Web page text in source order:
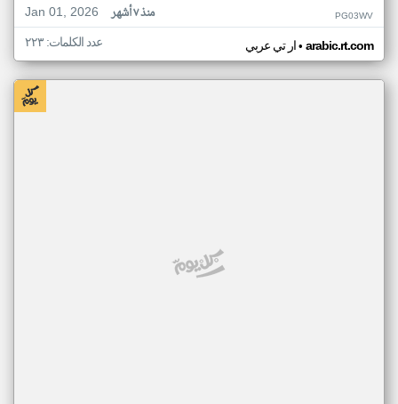
Jan 01, 2026
منذ ٧ أشهر PG03WV
ار تي عربي• arabic.rt.com عدد الكلمات: ٢٢٣